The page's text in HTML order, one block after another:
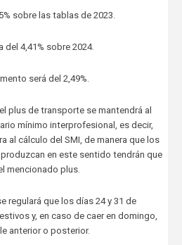
sobre las tablas de 2023.
del 4,41% sobre 2024.
será del 2,49%.
plus de transporte se mantendrá al
mínimo interprofesional, es decir,
al cálculo del SMI, de manera que los
en este sentido tendrán que
mencionado plus.
regulará que los días 24 y 31 de
y, en caso de caer en domingo,
anterior o posterior.